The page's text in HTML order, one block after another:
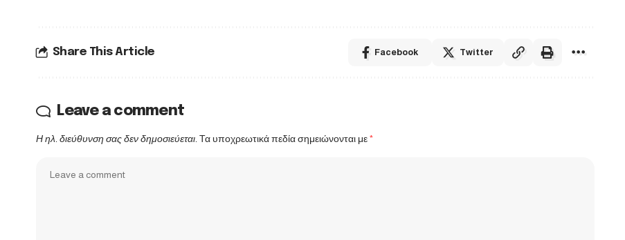
Share This Article Facebook Twitter
Leave a comment
Η ηλ. διεύθυνση σας δεν δημοσιεύεται. Τα υποχρεωτικά πεδία σημειώνονται με *